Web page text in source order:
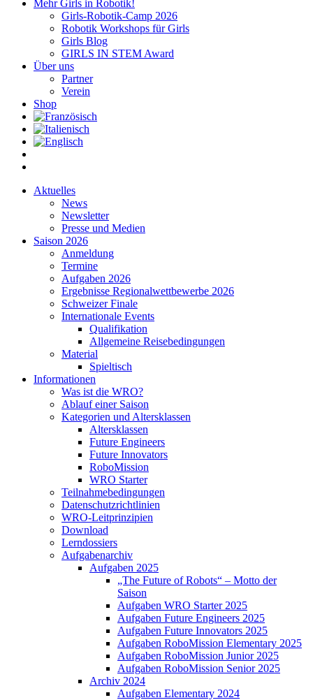
Mehr Girls in Robotik!
Girls-Robotik-Camp 2026
Robotik Workshops für Girls
Girls Blog
GIRLS IN STEM Award
Über uns
Partner
Verein
Shop
Aktuelles
News
Newsletter
Presse und Medien
Saison 2026
Anmeldung
Termine
Aufgaben 2026
Ergebnisse Regionalwettbewerbe 2026
Schweizer Finale
Internationale Events
Qualifikation
Allgemeine Reisebedingungen
Material
Spieltisch
Informationen
Was ist die WRO?
Ablauf einer Saison
Kategorien und Altersklassen
Altersklassen
Future Engineers
Future Innovators
RoboMission
WRO Starter
Teilnahmebedingungen
Datenschutzrichtlinien
WRO-Leitprinzipien
Download
Lerndossiers
Aufgabenarchiv
Aufgaben 2025
„The Future of Robots“ – Motto der
Saison
Aufgaben WRO Starter 2025
Aufgaben Future Engineers 2025
Aufgaben Future Innovators 2025
Aufgaben RoboMission Elementary 2025
Aufgaben RoboMission Junior 2025
Aufgaben RoboMission Senior 2025
Archiv 2024
Aufgaben Elementary 2024